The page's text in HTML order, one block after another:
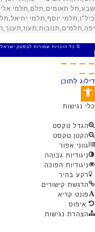
© כל הזכויות שמורות לבסטק ישראל
דילוג לתוכן
פתח סרגל נגישות
כלי נגישות
הגדל טקסט
הקטן טקסט
גווני אפור
ניגודיות גבוהה
ניגודיות הפוכה
רקע בהיר
הדגשת קישורים
פונט קריא
איפוס
הצהרת נגישות